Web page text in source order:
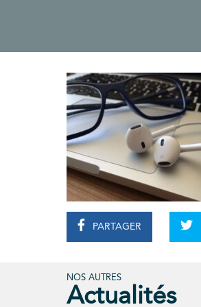
PARTAGER
NOS AUTRES
Actualités